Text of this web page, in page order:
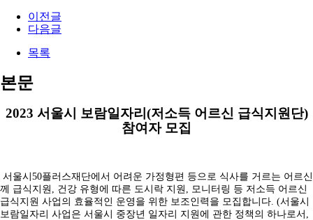
이전글
다음글
목록
본문
2023 서울시 보람일자리 (저소득 어르신 급식지원단)
참여자 모집
서울시 50플러스재단에서 어려운 가정형편 등으로 식사를 거르는 어르신
께 급식지원
건강 유형에 따른 도시락 지원
모니터링 등 저소득 어르신
급식지원 사업의 효율적인 운영을 위한 보조인력을 모집합니다 (서울시
보람일자리 사업은 서울시 중장년 일자리 지원에 관한 정책의 하나로서